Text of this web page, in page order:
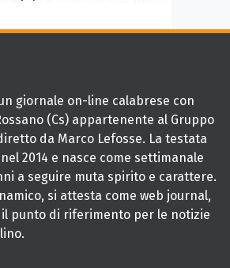
giornale on-line calabrese con
(Cs) appartenente al Gruppo
da Marco Lefosse. La testata
2014 e nasce come settimanale
a seguire muta spirito e carattere.
si attesta come web journal,
punto di riferimento per le notizie